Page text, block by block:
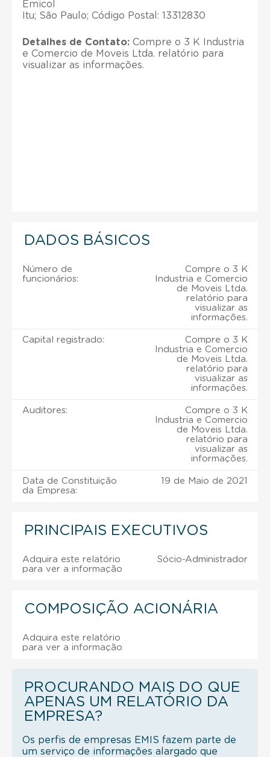
Emicol
Itu; São Paulo; Código Postal: 13312830
Detalhes de Contato: Compre o 3 K Industria
e Comercio de Moveis Ltda. relatório para
visualizar as informações.
DADOS BÁSICOS
Número de
funcionários:
Compre o 3 K
Industria e Comercio
de Moveis Ltda.
relatório para
visualizar as
informações.
Capital registrado:
Compre o 3 K
Industria e Comercio
de Moveis Ltda.
relatório para
visualizar as
informações.
Auditores:
Compre o 3 K
Industria e Comercio
de Moveis Ltda.
relatório para
visualizar as
informações.
Data de Constituição
da Empresa:
19 de Maio de 2021
PRINCIPAIS EXECUTIVOS
Adquira este relatório
para ver a informação
Sócio-Administrador
COMPOSIÇÃO ACIONÁRIA
Adquira este relatório
para ver a informação
PROCURANDO MAIS DO QUE
APENAS UM RELATÓRIO DA
EMPRESA?
Os perfis de empresas EMIS fazem parte de
um serviço de informações alargado que